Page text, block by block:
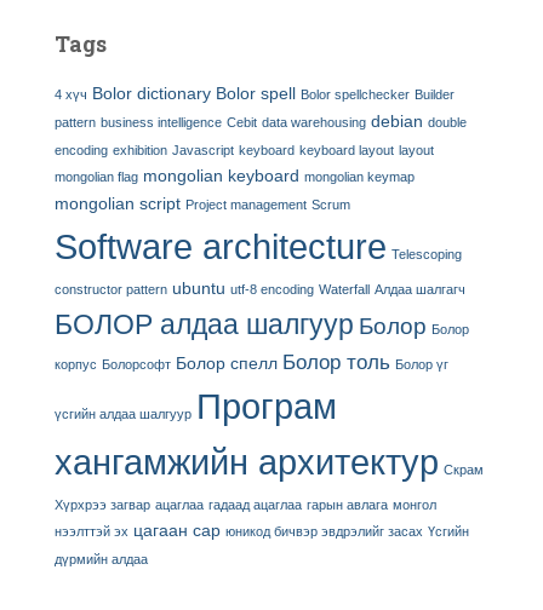
Tags
4 хүч Bolor dictionary Bolor spell Bolor spellchecker Builder
pattern business intelligence Cebit data warehousing debian double
encoding exhibition Javascript keyboard keyboard layout layout
mongolian flag mongolian keyboard mongolian keymap
mongolian script Project management Scrum
Software architecture Telescoping
constructor pattern ubuntu utf-8 encoding Waterfall Алдаа шалгагч
БОЛОР алдаа шалгуур Болор Болор
корпус Болорсофт Болор спелл Болор толь Болор үг
үсгийн алдаа шалгуур Програм
хангамжийн архитектур Скрам
Хүрхрээ загвар ацаглаа гадаад ацаглаа гарын авлага монгол
нээлттэй эх цагаан сар юникод бичвэр эвдрэлийг засах Үсгийн
дүрмийн алдаа